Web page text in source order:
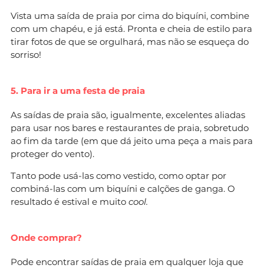
Vista uma saída de praia por cima do biquíni, combine
com um chapéu, e já está. Pronta e cheia de estilo para
tirar fotos de que se orgulhará, mas não se esqueça do
sorriso!
5. Para ir a uma festa de praia
As saídas de praia são, igualmente, excelentes aliadas
para usar nos bares e restaurantes de praia, sobretudo
ao fim da tarde (em que dá jeito uma peça a mais para
proteger do vento).
Tanto pode usá-las como vestido, como optar por
combiná-las com um biquíni e calções de ganga. O
resultado é estival e muito cool.
Onde comprar?
Pode encontrar saídas de praia em qualquer loja que